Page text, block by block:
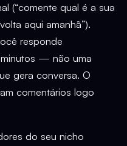
(“comente qual é a sua
aqui amanhã”).
responde
— não uma
gera conversa. O
comentários logo
do seu nicho